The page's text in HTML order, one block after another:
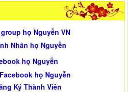
họ Nguyễn VN
Nhân họ Nguyễn
họ Nguyễn
họ Nguyễn
Ký Thành Viên